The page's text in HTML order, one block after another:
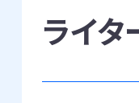
ライタ